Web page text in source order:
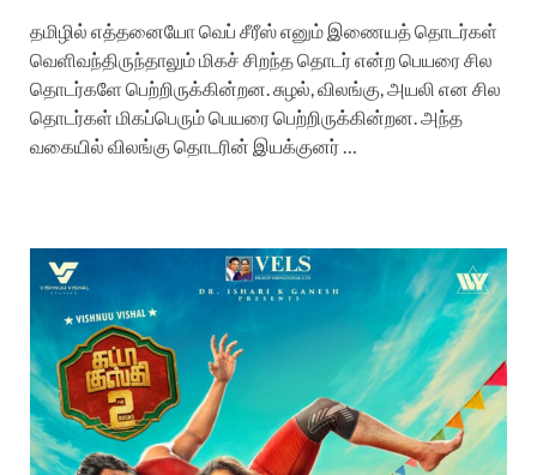
தமிழில் எத்தனையோ வெப் சீரீஸ் எனும் இணையத் தொடர்கள்
வெளிவந்திருந்தாலும் மிகச் சிறந்த தொடர் என்ற பெயரை சில
தொடர்களே பெற்றிருக்கின்றன. சுழல், விலங்கு, அயலி என சில
தொடர்கள் மிகப்பெரும் பெயரை பெற்றிருக்கின்றன. அந்த
வகையில் விலங்கு தொடரின் இயக்குனர் …